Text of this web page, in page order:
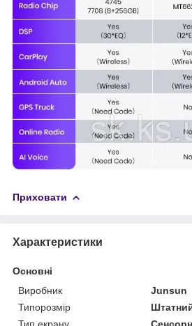
Приховати
Характеристики
Основні
Виробник
Junsun
Типорозмір